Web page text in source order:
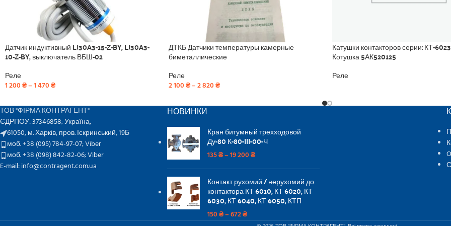
Датчик индуктивный LJ30A3-15-Z-BY, LJ30A3-
10-Z-BY, выключатель ВБШ-02
Реле
1 200₴–1 470₴
ДТКБ Датчики температуры камерные
биметаллические
Реле
2 100₴–2 820₴
Катушки контакторов серии: КТ-
Котушка 5АК520125
Реле
ТОВ "ФІРМА КОНТРАГЕНТ"
ЄДРПОУ: 37346858; Україна,
61050, м. Харків, пров. Іскринський, 19Б
моб. +38 (095) 784-97-07;Viber
моб. +38 (098) 842-82-06;Viber
E-mail: info@contragent.com.ua
НОВИНКИ
Кран битумный трехходовой
Ду-80 К-80-III-00-Ч
135₴–19 200₴
Контакт рухомий / нерухомий до
контактора КТ 6010, КТ 6020, КТ
6030, КТ 6040, КТ 6050, КТП
150₴–672₴